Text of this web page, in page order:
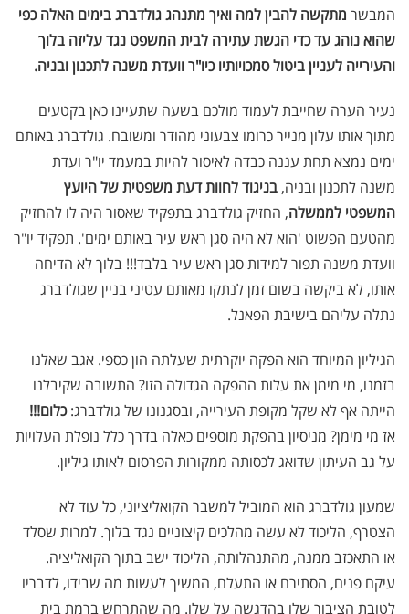
המבשר מתקשה להבין למה ואיך מתנהג גולדברג בימים האלה כפי
שהוא נוהג עד כדי הגשת עתירה לבית המשפט נגד עליזה בלוך
והעירייה לעניין ביטול סמכויותיו כיו"ר וועדת משנה לתכנון ובניה.
נעיר הערה שחייבת לעמוד מולכם בשעה שתעיינו כאן בקטעים
מתוך אותו עלון מנייר כרומו צבעוני מהודר ומשובח. גולדברג באותם
ימים נמצא תחת עננה כבדה לאיסור להיות במעמד יו"ר ועדת
משנה לתכנון ובניה, בניגוד לחוות דעת משפטית של היועץ
המשפטי לממשלה, החזיק גולדברג בתפקיד שאסור היה לו להחזיק
מהטעם הפשוט 'הוא לא היה סגן ראש עיר באותם ימים'. תפקיד יו"ר
וועדת משנה תפור למידות סגן ראש עיר בלבד!!! בלוך לא הדיחה
אותו, לא ביקשה בשום זמן לנתקו מאותם עטיני בניין שגולדברג
נתלה עליהם בישיבת הפאנל.
הגיליון המיוחד הוא הפקה יוקרתית שעלתה הון כספי. אגב שאלנו
בזמנו, מי מימן את עלות ההפקה הגדולה הזו? התשובה שקיבלנו
הייתה אף לא שקל מקופת העירייה, ובסגנונו של גולדברג:כלום!!!
אז מי מימן? מניסיון בהפקת מוספים כאלה בדרך כלל נופלת העלויות
על גב העיתון שדואג לכסותה ממקורות הפרסום לאותו גיליון.
שמעון גולדברג הוא המוביל למשבר הקואליציוני, כל עוד לא
הצטרף, הליכוד לא עשה מהלכים קיצוניים נגד בלוך. למרות שסלד
או התאכזב ממנה, מהתנהלותה, הליכוד ישב בתוך הקואליציה.
עיקם פנים, הסתירם או התעלם, המשיך לעשות מה שבידו, לדבריו
לטובת הציבור שלו בהדגשה על שלו. מה שהתרחש ברמת בית